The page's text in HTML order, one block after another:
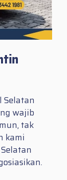
Selatan
wajib
tak
kami